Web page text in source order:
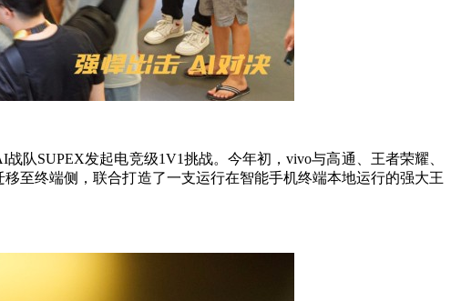
队SUPEX发起电竞级1V1挑战。今年初，vivo与高通、王者荣耀、
至终端侧，联合打造了一支运行在智能手机终端本地运行的强大王